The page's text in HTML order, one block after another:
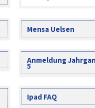
Mensa Uelsen
Anmeldung
5
Ipad FAQ